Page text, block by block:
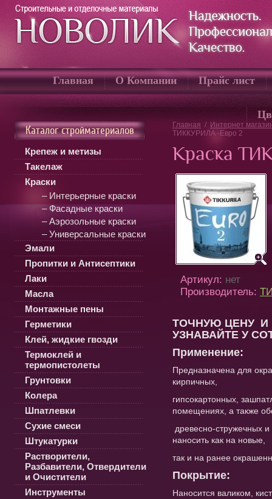
Главная О Компании Прайс лист
Каталог стройматериалов
Крепеж и метизы
Такелаж
Краски
– Интерьерные краски
– Фасадные краски
– Аэрозольные краски
– Универсальные краски
Эмали
Пропитки и Антисептики
Лаки
Масла
Монтажные пены
Герметики
Клей, жидкие гвозди
Термоклей и
термопистолеты
Грунтовки
Колера
Шпатлевки
Сухие смеси
Штукатурки
Растворители,
Разбавители, Отвердители
и Очистители
Инструменты
Главная / Интернет
ТИККУРИЛА -Евро 2
Краска
Артикул: нет
Производитель:
ТОЧНУЮ ЦЕНУ И
УЗНАВАЙТЕ У
Применение:
Предназначена для
кирпичных,
гипсокартонных,
помещениях, а также
древесно-стружечных
наносить как на новые,
так и на ранее
Покрытие:
Наносится валиком,